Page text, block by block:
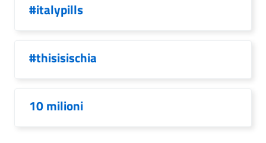
#italypills
#thisisischia
10 milioni